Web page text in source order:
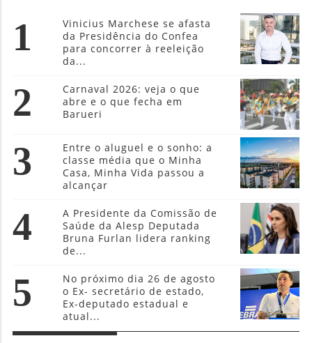
1
Vinicius Marchese se afasta
da Presidência do Confea
para concorrer à reeleição
da...
2
Carnaval 2026: veja o que
abre e o que fecha em
Barueri
3
Entre o aluguel e o sonho: a
classe média que o Minha
Casa, Minha Vida passou a
alcançar
4
A Presidente da Comissão de
Saúde da Alesp Deputada
Bruna Furlan lidera ranking
de...
5
No próximo dia 26 de agosto
o Ex- secretário de estado,
Ex-deputado estadual e
atual...